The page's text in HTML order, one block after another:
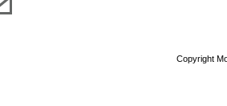
Copyright